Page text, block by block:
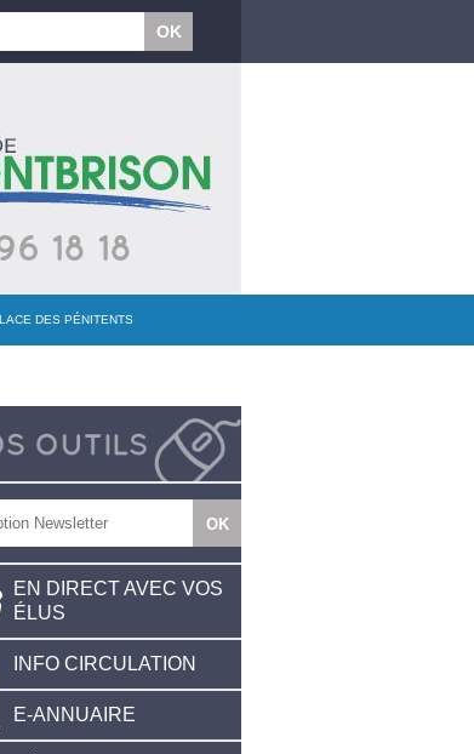
DES PÉNITENTS
EN DIRECT AVEC VOS
ÉLUS
INFO CIRCULATION
E-ANNUAIRE